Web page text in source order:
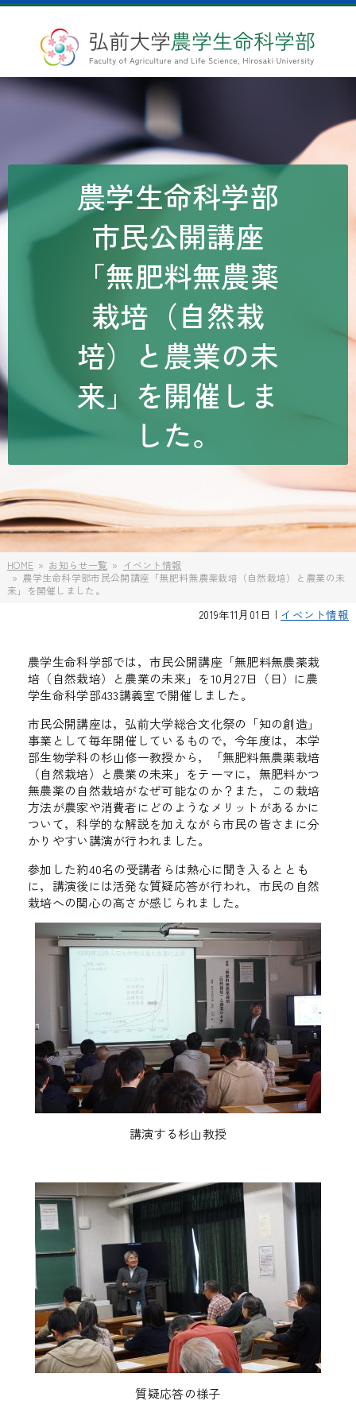
農学生命科学部
市民公開講座
「無肥料無農薬
栽培（自然栽
培）と農業の未
来」を開催しま
した。
HOME お知らせ一覧
イベント情報
農学生命科学部市民公開講座「無肥料無農薬栽培（自然栽培）と農業の未
来」を開催しました。
2019年11月01日 | イベント情報
農学生命科学部では，市民公開講座「無肥料無農薬栽
培（自然栽培）と農業の未来」を10月27日（日）に農
学生命科学部433講義室で開催しました。
市民公開講座は，弘前大学総合文化祭の「知の創造」
事業として毎年開催しているもので，今年度は，本学
部生物学科の杉山修一教授から，「無肥料無農薬栽培
（自然栽培）と農業の未来」をテーマに，無肥料かつ
無農薬の自然栽培がなぜ可能なのか？また，この栽培
方法が農家や消費者にどのようなメリットがあるかに
ついて，科学的な解説を加えながら市民の皆さまに分
かりやすい講演が行われました。
参加した約40名の受講者らは熱心に聞き入るととも
に，講演後には活発な質疑応答が行われ，市民の自然
栽培への関心の高さが感じられました。
講演する杉山教授
質疑応答の様子